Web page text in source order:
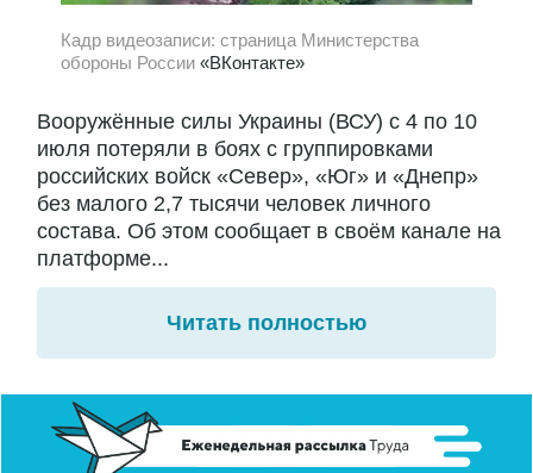
Кадр видеозаписи: страница Министерства
обороны России «ВКонтакте»
Вооружённые силы Украины (ВСУ) с 4 по 10
июля потеряли в боях с группировками
российских войск «Север», «Юг» и «Днепр»
без малого 2,7 тысячи человек личного
состава. Об этом сообщает в своём канале на
платформе...
Читать полностью